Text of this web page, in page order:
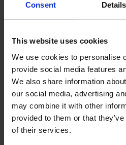
Consent Details
This website uses cookies
We use cookies to personalise
provide social media features
We also share information
our social media, advertising
may combine it with other
provided to them or that
of their services.
Kwestiatowarów niebezpiecznych
towary ADR(zgodnie z
zagrożenie dla zdrowia,
Standardowykurier zazwyczaj nie
przewozy towarów niebezpiecznych
zezwoleń, odpowiedniego
personelu.
Materiały niebezpieczne – przykłady
nie należy wysyłać standardowym